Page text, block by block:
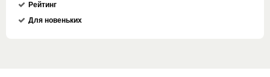
Рейтинг
Для новеньких